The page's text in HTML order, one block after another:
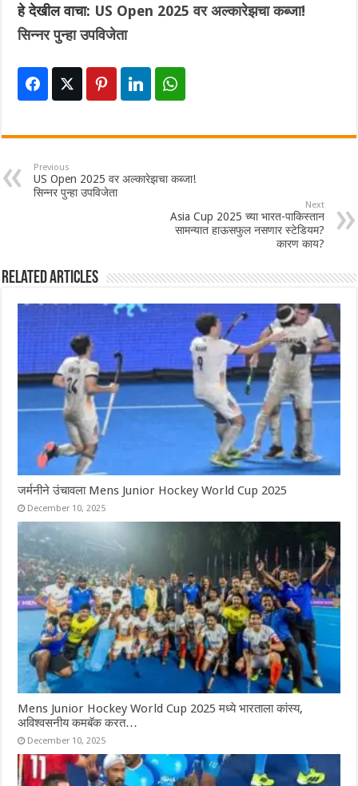
हे देखील वाचा: US Open 2025 वर अल्कारेझचा कब्जा!
सिन्नर पुन्हा उपविजेता
Previous
US Open 2025 वर अल्कारेझचा कब्जा!
सिन्नर पुन्हा उपविजेता
Next
Asia Cup 2025 च्या भारत-पाकिस्तान
सामन्यात हाऊसफुल नसणार स्टेडियम?
कारण काय?
Related Articles
जर्मनीने उंचावला Mens Junior Hockey World Cup 2025
December 10, 2025
Mens Junior Hockey World Cup 2025 मध्ये भारताला कांस्य,
अविश्वसनीय कमबॅक करत…
December 10, 2025